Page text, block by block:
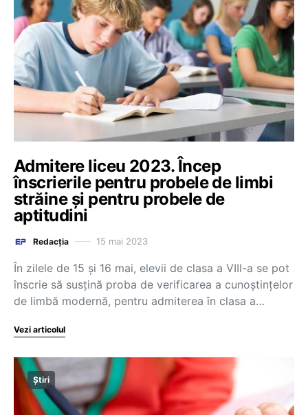
Admitere liceu 2023. Încep
înscrierile pentru probele de limbi
străine și pentru probele de
aptitudini
Redacția 15 mai 2023
În zilele de 15 și 16 mai, elevii de clasa a VIII-a se pot
înscrie să susțină proba de verificarea a cunoștințelor
de limbă modernă, pentru admiterea în clasa a…
Vezi articolul
Știri